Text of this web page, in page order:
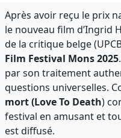
Après avoir reçu le prix
le nouveau film d’Ingrid
de la critique belge
Film Festival Mons 2025
par son traitement
questions universelles.
mort (Love To Death)
festival en amusant et
est diffusé.